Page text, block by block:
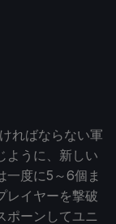
ればならない軍
ように、新しい
一度に5～6個ま
レイヤーを撃破
ポーンしてユニ